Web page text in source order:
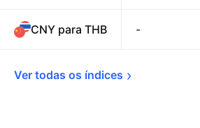
CNY para THB -
Ver todas os índices